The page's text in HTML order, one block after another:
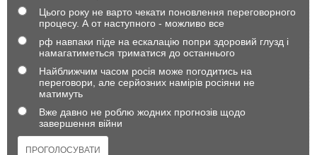
Цього року не варто чекати поновлення переговорного
процесу. А от наступного - можливо все
рф навпаки піде на ескалацію попри здоровий глузд і
намагатиметься триматися до останнього
Найближчим часом росія може погодитись на
переговори, але серйозних намірів росіяни не
матимуть
Вже давно не роблю жодних прогнозів щодо
завершення війни